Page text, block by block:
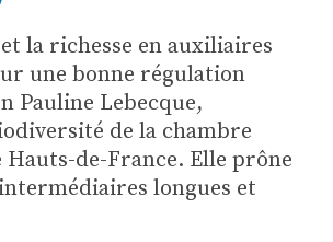
ITB
terre
et la richesse en auxiliaires
une bonne régulation
Pauline Lebecque,
de la chambre
de-France. Elle prône
longues et